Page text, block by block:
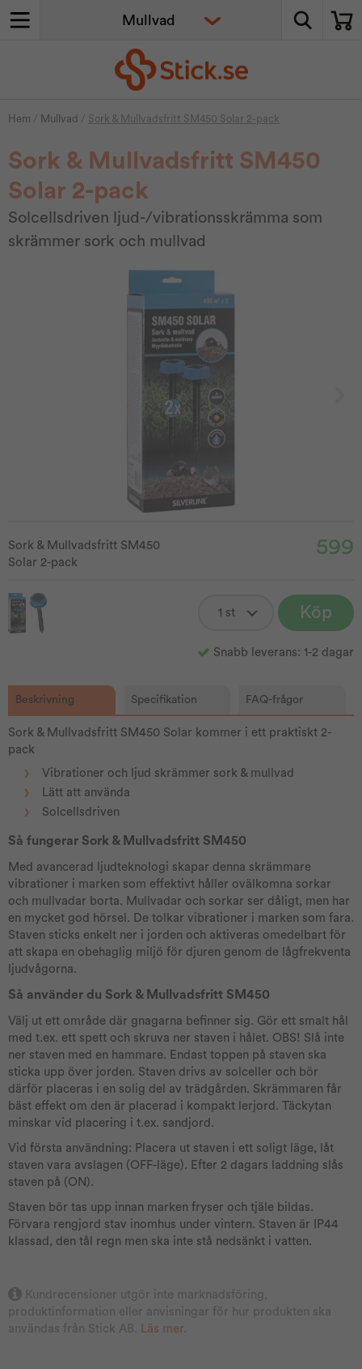
Hem / Mullvad / Sork & Mullvadsfritt SM450 Solar 2-pack
Sork & Mullvadsfritt SM450
Solar 2-pack
Solcellsdriven ljud-/vibrationsskrämma som
skrämmer sork och mullvad
Sork & Mullvadsfritt SM450
Solar 2-pack
599
Köp
Snabb leverans: 1-2 dagar
Beskrivning Specifikation FAQ-frågor
Sork & Mullvadsfritt SM450 Solar kommer i ett praktiskt 2-
pack
Vibrationer och ljud skrämmer sork & mullvad
Lätt att använda
Solcellsdriven
Så fungerar Sork & Mullvadsfritt SM450
Med avancerad ljudteknologi skapar denna skrämmare
vibrationer i marken som effektivt håller ovälkomna sorkar
och mullvadar borta. Mullvadar och sorkar ser dåligt, men har
en mycket god hörsel. De tolkar vibrationer i marken som fara.
Staven sticks enkelt ner i jorden och aktiveras omedelbart för
att skapa en obehaglig miljö för djuren genom de lågfrekventa
ljudvågorna.
Så använder du Sork & Mullvadsfritt SM450
Välj ut ett område där gnagarna befinner sig. Gör ett smalt hål
med t.ex. ett spett och skruva ner staven i hålet. OBS! Slå inte
ner staven med en hammare. Endast toppen på staven ska
sticka upp över jorden. Staven drivs av solceller och bör
därför placeras i en solig del av trädgården. Skrämmaren får
bäst effekt om den är placerad i kompakt lerjord. Täckytan
minskar vid placering i t.ex. sandjord.
Vid första användning: Placera ut staven i ett soligt läge, låt
staven vara avslagen (OFF-läge). Efter 2 dagars laddning slås
staven på (ON).
Staven bör tas upp innan marken fryser och tjäle bildas.
Förvara rengjord stav inomhus under vintern. Staven är IP44
klassad, den tål regn men ska inte stå nedsänkt i vatten.
Kundrecensioner utgör inte marknadsföring,
produktinformation eller anvisningar för hur produkten ska
användas från Stick AB.
Läs mer